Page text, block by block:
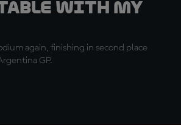
with my
again, finishing in second place
GP.